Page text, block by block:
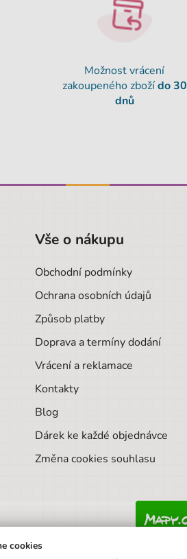
Možnost vrácení
zakoupeného zbožído 30
dnů
Vše o nákupu
Obchodní podmínky
Ochrana osobních údajů
Způsob platby
Doprava a termíny dodání
Vrácení a reklamace
Kontakty
Blog
Dárek ke každé objednávce
Změna cookies souhlasu
cookies